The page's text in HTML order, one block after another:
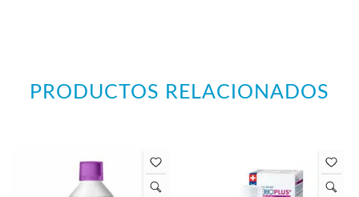
PRODUCTOS RELACIONADOS